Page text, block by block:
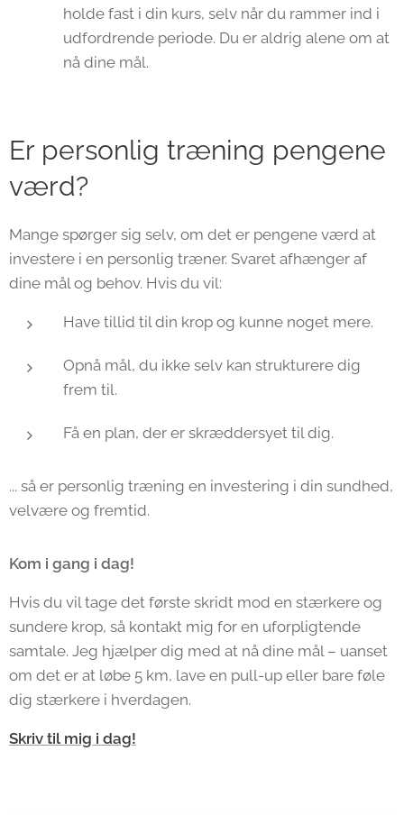
holde fast i din kurs, selv når du rammer ind i
udfordrende periode. Du er aldrig alene om at
nå dine mål.
Er personlig træning pengene
værd?
Mange spørger sig selv, om det er pengene værd at
investere i en personlig træner. Svaret afhænger af
dine mål og behov. Hvis du vil:
Have tillid til din krop og kunne noget mere.
Opnå mål, du ikke selv kan strukturere dig
frem til.
Få en plan, der er skræddersyet til dig.
... så er personlig træning en investering i din sundhed,
velvære og fremtid.
Kom i gang i dag!
Hvis du vil tage det første skridt mod en stærkere og
sundere krop, så kontakt mig for en uforpligtende
samtale. Jeg hjælper dig med at nå dine mål – uanset
om det er at løbe 5 km, lave en pull-up eller bare føle
dig stærkere i hverdagen.
Skriv til mig i dag!